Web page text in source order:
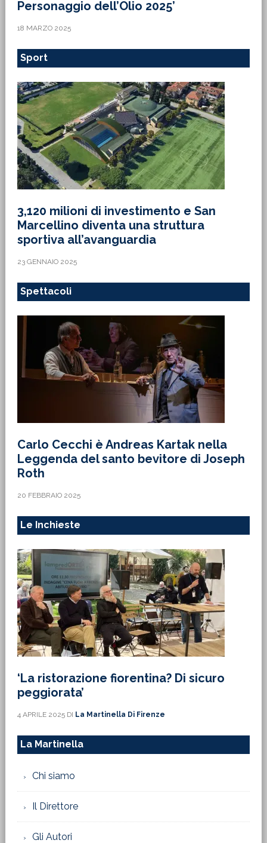
Personaggio dell’Olio 2025’
18 MARZO 2025
Sport
3,120 milioni di investimento e San
Marcellino diventa una struttura
sportiva all’avanguardia
23 GENNAIO 2025
Spettacoli
Carlo Cecchi è Andreas Kartak nella
Leggenda del santo bevitore di Joseph
Roth
20 FEBBRAIO 2025
Le Inchieste
‘La ristorazione fiorentina? Di sicuro
peggiorata’
4 APRILE 2025DI La Martinella Di Firenze
La Martinella
Chi siamo
Il Direttore
Gli Autori